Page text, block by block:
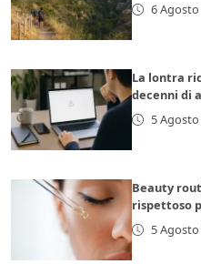
6 Agosto
La lontra
decenni di
5
Beauty
rispettoso
5